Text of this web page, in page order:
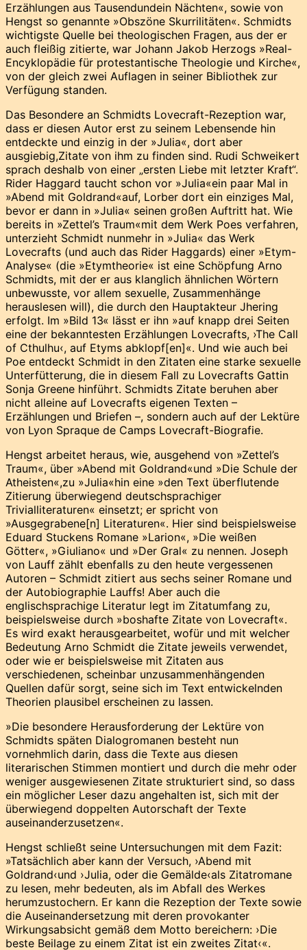
Erzählungen aus Tausendundein Nächten«, sowie von
Hengst so genannte »Obszöne Skurrilitäten«. Schmidts
wichtigste Quelle bei theologischen Fragen, aus der er
auch fleißig zitierte, war Johann Jakob Herzogs »Real-
Encyklopädie für protestantische Theologie und Kirche«,
von der gleich zwei Auflagen in seiner Bibliothek zur
Verfügung standen.
Das Besondere an Schmidts Lovecraft-Rezeption war,
dass er diesen Autor erst zu seinem Lebensende hin
entdeckte und einzig in der »Julia«, dort aber
ausgiebig,Zitate von ihm zu finden sind. Rudi Schweikert
sprach deshalb von einer „ersten Liebe mit letzter Kraft“.
Rider Haggard taucht schon vor »Julia«ein paar Mal in
»Abend mit Goldrand«auf, Lorber dort ein einziges Mal,
bevor er dann in »Julia« seinen großen Auftritt hat. Wie
bereits in »Zettel’s Traum«mit dem Werk Poes verfahren,
unterzieht Schmidt nunmehr in »Julia« das Werk
Lovecrafts (und auch das Rider Haggards) einer »Etym-
Analyse« (die »Etymtheorie« ist eine Schöpfung Arno
Schmidts, mit der er aus klanglich ähnlichen Wörtern
unbewusste, vor allem sexuelle, Zusammenhänge
herauslesen will), die durch den Hauptakteur Jhering
erfolgt. Im »Bild 13« lässt er ihn »auf knapp drei Seiten
eine der bekanntesten Erzählungen Lovecrafts, ›The Call
of Cthulhu‹, auf Etyms abklopf[en]«. Und wie auch bei
Poe entdeckt Schmidt in den Zitaten eine starke sexuelle
Unterfütterung, die in diesem Fall zu Lovecrafts Gattin
Sonja Greene hinführt. Schmidts Zitate beruhen aber
nicht alleine auf Lovecrafts eigenen Texten –
Erzählungen und Briefen –, sondern auch auf der Lektüre
von Lyon Spraque de Camps Lovecraft-Biografie.
Hengst arbeitet heraus, wie, ausgehend von »Zettel’s
Traum«, über »Abend mit Goldrand«und »Die Schule der
Atheisten«,zu »Julia«hin eine »den Text überflutende
Zitierung überwiegend deutschsprachiger
Trivialliteraturen« einsetzt; er spricht von
»Ausgegrabene[n] Literaturen«. Hier sind beispielsweise
Eduard Stuckens Romane »Larion«, »Die weißen
Götter«, »Giuliano« und »Der Gral« zu nennen. Joseph
von Lauff zählt ebenfalls zu den heute vergessenen
Autoren – Schmidt zitiert aus sechs seiner Romane und
der Autobiographie Lauffs! Aber auch die
englischsprachige Literatur legt im Zitatumfang zu,
beispielsweise durch »boshafte Zitate von Lovecraft«.
Es wird exakt herausgearbeitet, wofür und mit welcher
Bedeutung Arno Schmidt die Zitate jeweils verwendet,
oder wie er beispielsweise mit Zitaten aus
verschiedenen, scheinbar unzusammenhängenden
Quellen dafür sorgt, seine sich im Text entwickelnden
Theorien plausibel erscheinen zu lassen.
»Die besondere Herausforderung der Lektüre von
Schmidts späten Dialogromanen besteht nun
vornehmlich darin, dass die Texte aus diesen
literarischen Stimmen montiert und durch die mehr oder
weniger ausgewiesenen Zitate strukturiert sind, so dass
ein möglicher Leser dazu angehalten ist, sich mit der
überwiegend doppelten Autorschaft der Texte
auseinanderzusetzen«.
Hengst schließt seine Untersuchungen mit dem Fazit:
»Tatsächlich aber kann der Versuch, ›Abend mit
Goldrand‹und ›Julia, oder die Gemälde‹als Zitatromane
zu lesen, mehr bedeuten, als im Abfall des Werkes
herumzustochern. Er kann die Rezeption der Texte sowie
die Auseinandersetzung mit deren provokanter
Wirkungsabsicht gemäß dem Motto bereichern: ›Die
beste Beilage zu einem Zitat ist ein zweites Zitat‹«.